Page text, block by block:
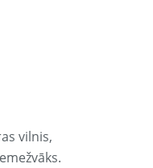
vilnis,